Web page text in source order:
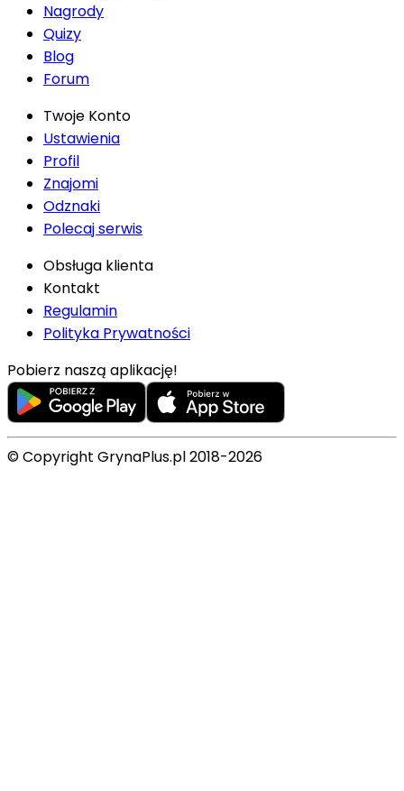
Nagrody
Quizy
Blog
Forum
Twoje Konto
Ustawienia
Profil
Znajomi
Odznaki
Polecaj serwis
Obsługa klienta
Kontakt
Regulamin
Polityka Prywatności
Pobierz naszą aplikację!
© Copyright GrynaPlus.pl 2018-2026